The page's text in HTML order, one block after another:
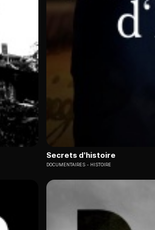
Secrets d'histoire
DOCUMENTAIRES HISTOIRE